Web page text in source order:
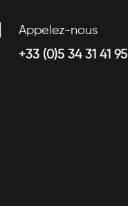
Appelez-nous
+33 (0)5 34 31 41 95